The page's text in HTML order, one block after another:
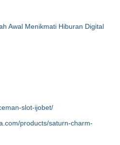
Awal Menikmati Hiburan Digital
slot-ijobet/
products/saturn-charm-